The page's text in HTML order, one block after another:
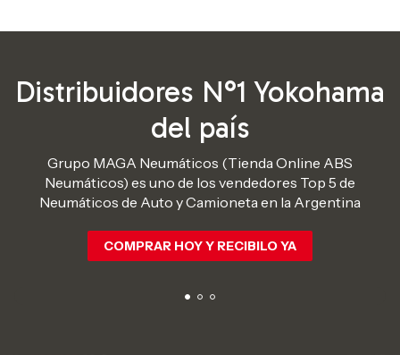
Distribuidores N°1 Yokohama
del país
Grupo MAGA Neumáticos (Tienda Online ABS
Neumáticos) es uno de los vendedores Top 5 de
Neumáticos de Auto y Camioneta en la Argentina
COMPRAR HOY Y RECIBILO YA
Vení a nuestra